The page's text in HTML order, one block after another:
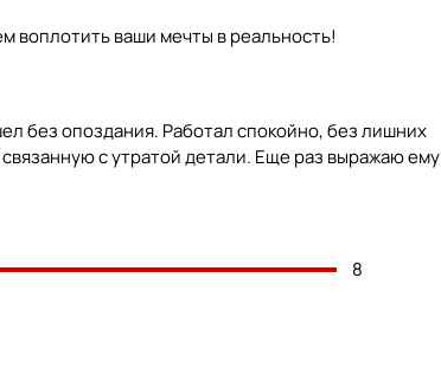
ваши мечты в реальность!
без опоздания. Работал спокойно, без лишних
с утратой детали. Еще раз выражаю ему
8